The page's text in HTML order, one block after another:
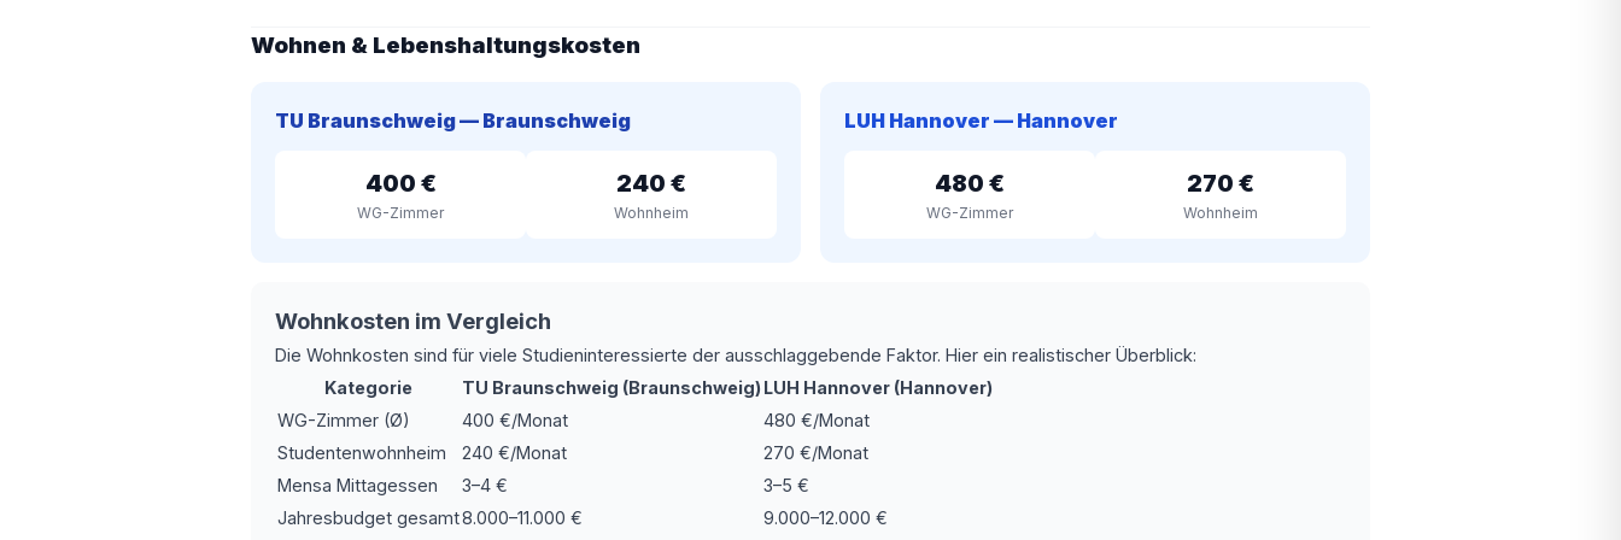
Wohnen & Lebenshaltungskosten
TU Braunschweig — Braunschweig
400 €
WG-Zimmer
240 €
Wohnheim
LUH Hannover — Hannover
480 €
WG-Zimmer
270 €
Wohnheim
Wohnkosten im Vergleich
Die Wohnkosten sind für viele Studieninteressierte der ausschlaggebende Faktor. Hier ein realistischer Überblick:
Kategorie
TU Braunschweig (Braunschweig) LUH Hannover (Hannover)
WG-Zimmer (Ø)
400 €/Monat
480 €/Monat
Studentenwohnheim
240 €/Monat
270 €/Monat
Mensa Mittagessen
3–4 €
3–5 €
Jahresbudget gesamt8.000–11.000 € 9.000–12.000 €